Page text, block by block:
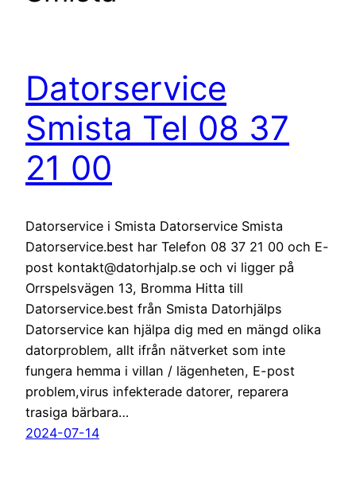
Datorservice
Smista Tel 08 37
21 00
Datorservice i Smista Datorservice Smista
Datorservice.best har Telefon 08 37 21 00 och E-
post kontakt@datorhjalp.se och vi ligger på
Orrspelsvägen 13, Bromma Hitta till
Datorservice.best från Smista Datorhjälps
Datorservice kan hjälpa dig med en mängd olika
datorproblem, allt ifrån nätverket som inte
fungera hemma i villan / lägenheten, E-post
problem,virus infekterade datorer, reparera
trasiga bärbara…
2024-07-14